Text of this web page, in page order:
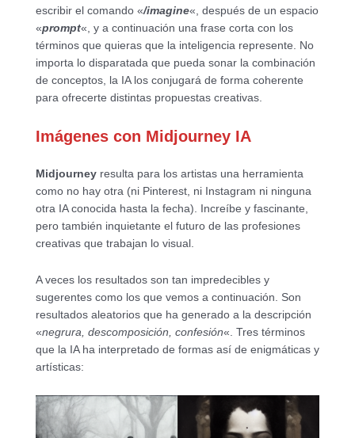
escribir el comando «/imagine«, después de un espacio
«prompt«, y a continuación una frase corta con los
términos que quieras que la inteligencia represente. No
importa lo disparatada que pueda sonar la combinación
de conceptos, la IA los conjugará de forma coherente
para ofrecerte distintas propuestas creativas.
Imágenes con Midjourney IA
Midjourney resulta para los artistas una herramienta
como no hay otra (ni Pinterest, ni Instagram ni ninguna
otra IA conocida hasta la fecha). Increíbe y fascinante,
pero también inquietante el futuro de las profesiones
creativas que trabajan lo visual.
A veces los resultados son tan impredecibles y
sugerentes como los que vemos a continuación. Son
resultados aleatorios que ha generado a la descripción
«negrura, descomposición, confesión«. Tres términos
que la IA ha interpretado de formas así de enigmáticas y
artísticas: